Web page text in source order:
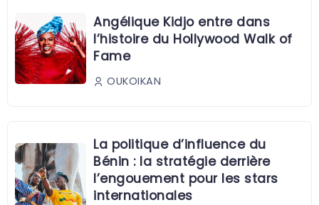
Angélique Kidjo entre dans
l’histoire du Hollywood Walk of
Fame
OUKOIKAN
La politique d’influence du
Bénin : la stratégie derrière
l’engouement pour les stars
internationales